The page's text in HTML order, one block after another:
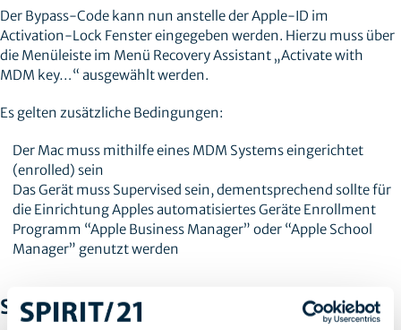
Der Bypass-Code kann nun anstelle der Apple-ID im
Activation-Lock Fenster eingegeben werden. Hierzu muss über
die Menüleiste im Menü Recovery Assistant „Activate with
MDM key…“ ausgewählt werden.
Es gelten zusätzliche Bedingungen:
Der Mac muss mithilfe eines MDM Systems eingerichtet
(enrolled) sein
Das Gerät muss Supervised sein, dementsprechend sollte für
die Einrichtung Apples automatisiertes Geräte Enrollment
Programm “Apple Business Manager” oder “Apple School
Manager” genutzt werden
SPIRIT/21 Empfehlung